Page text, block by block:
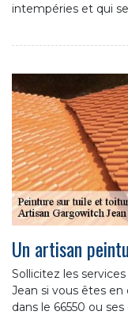
intempéries et qui
Un artisan
Sollicitez les
Jean si vous êtes
dans le 66550 ou